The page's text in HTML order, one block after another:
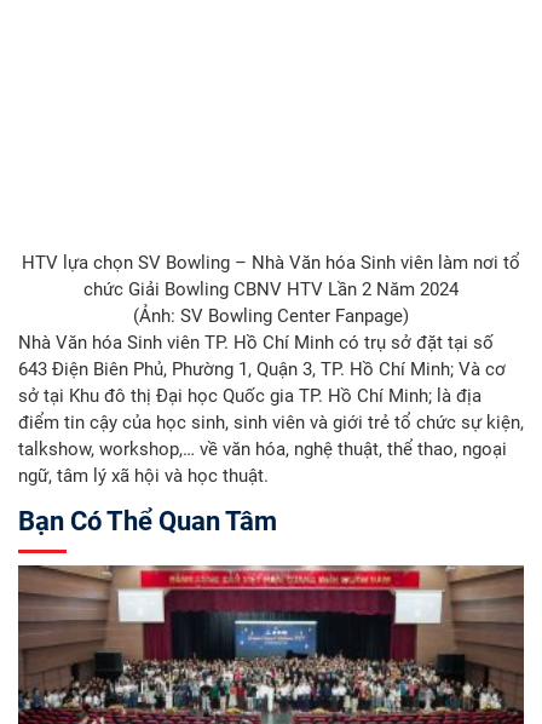
HTV lựa chọn SV Bowling – Nhà Văn hóa Sinh viên làm nơi tổ
chức Giải Bowling CBNV HTV Lần 2 Năm 2024
(Ảnh: SV Bowling Center Fanpage)
Nhà Văn hóa Sinh viên TP. Hồ Chí Minh có trụ sở đặt tại số
643 Điện Biên Phủ, Phường 1, Quận 3, TP. Hồ Chí Minh; Và cơ
sở tại Khu đô thị Đại học Quốc gia TP. Hồ Chí Minh; là địa
điểm tin cậy của học sinh, sinh viên và giới trẻ tổ chức sự kiện,
talkshow, workshop,… về văn hóa, nghệ thuật, thể thao, ngoại
ngữ, tâm lý xã hội và học thuật.
Bạn Có Thể Quan Tâm